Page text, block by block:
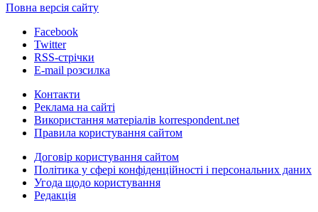
Повна версія сайту
Facebook
Twitter
RSS-стрічки
E-mail розсилка
Контакти
Реклама на сайті
Використання матеріалів korrespondent.net
Правила користування сайтом
Договір користування сайтом
Політика у сфері конфіденційності і персональних даних
Угода щодо користування
Редакція